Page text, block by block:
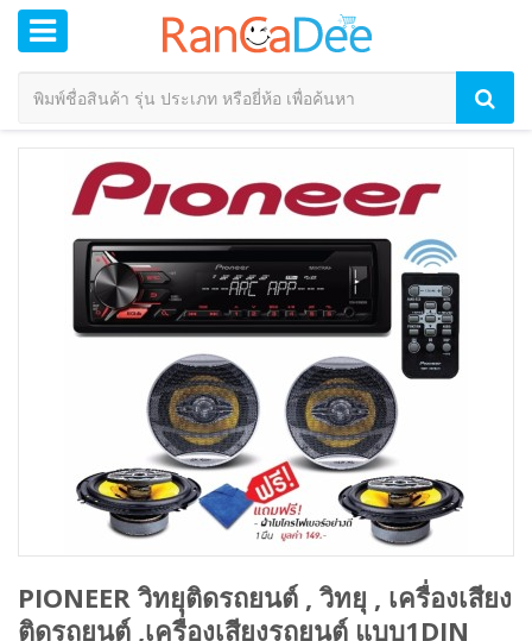
PIONEER วิทยุติดรถยนต์ , วิทยุ , เครื่องเสียง
ติดรถยนต์ ,เครื่องเสียงรถยนต์ แบบ1DIN